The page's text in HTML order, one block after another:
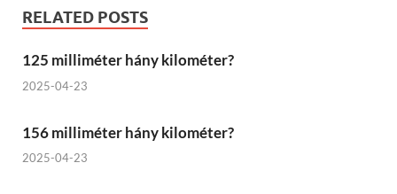
RELATED POSTS
125 milliméter hány kilométer?
2025-04-23
156 milliméter hány kilométer?
2025-04-23